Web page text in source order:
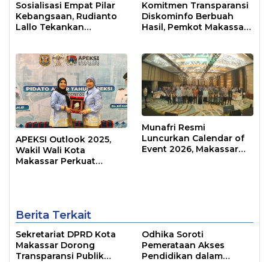
Sosialisasi Empat Pilar
Kebangsaan, Rudianto
Lallo Tekankan
Komitmen Transparansi
Diskominfo Berbuah
Hasil, Pemkot Makassar
APEKSI Outlook 2025,
Wakil Wali Kota
Makassar Perkuat
Munafri Resmi
Luncurkan Calendar of
Event 2026, Makassar
Berita Terkait
Sekretariat DPRD Kota
Makassar Dorong
Transparansi Publik
Odhika Soroti
Pemerataan Akses
Pendidikan dalam